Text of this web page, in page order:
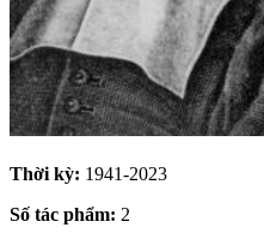
Thời kỳ: 1941-2023
Số tác phẩm: 2